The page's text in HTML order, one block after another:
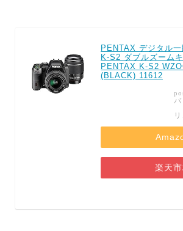
PENTAX デジタル
K-S2 ダブルズーム
PENTAX K-S2
(BLACK) 11612
バ
楽天